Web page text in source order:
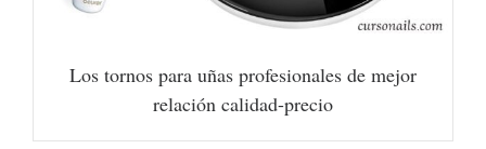
Los tornos para uñas profesionales de mejor
relación calidad-precio